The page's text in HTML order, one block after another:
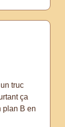
truc
ça
plan B en